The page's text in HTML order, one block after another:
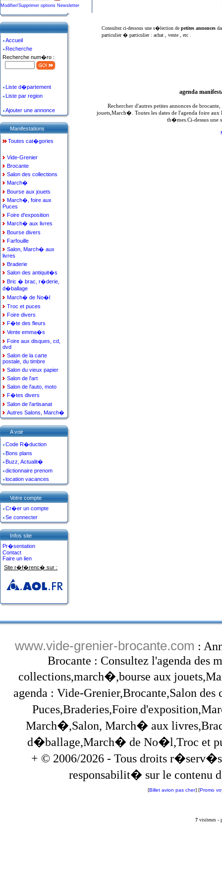
Consultez ci-dessous une s�lection de petites annonces
particulier � particulier : achat , vente , etc .
agenda
Rechercher d'autres petites annonces de
jouets,March�. Toutes les dates de l'agenda foire
th�mes.Ci-dessus
Modifier/Supprimer options Newsletter
Accueil
Recherche
Recherche num�ro :
Liste d�partement
Liste par region
Ajouter une annonce
Manifestations
Toutes cat�gories
Vide-Grenier
Brocante
Salon des collections
March�
Bourse aux jouets
March�, foire aux
Puces
Foire d'exposition
March� aux livres
Bourse divers
Farfouille
Salon, March� aux
livres
Braderie
Salon des antiquit�s
Bric � brac, r�derie,
d�ballage
March� de No�l
Troc et puces
Foire divers
F�te des fleurs
Vente emma�s
Foire aux disques, cd,
dvd
Salon de la carte
postale, du timbre
Salon du vieux papier
Salon de l'art
Salon de l'auto, moto
F�tes divers
Salon de l'artisanat
Autres Salons, March�
A voir
Code R�duction
Bons plans
Buzz, Actualit�
dictionnaire prenom
location vacances
Votre compte
Cr�er un compte
Se connecter
Infos site
Pr�sentation
Contact
Faire un lien
Site r�f�renc� sur :
www.vide-grenier-brocante.com :
Brocante : Consultez l'agenda des
collections,march�,bourse aux
agenda : Vide-Grenier,Brocante,Salon
Puces,Braderies,Foire
March�,Salon, March� aux
d�ballage,March� de No�l,Troc et
+ © 2006/2026 - Tous droits
responsabilit� sur le contenu
[Billet avion pas cher] [Promo
7visiteurs -